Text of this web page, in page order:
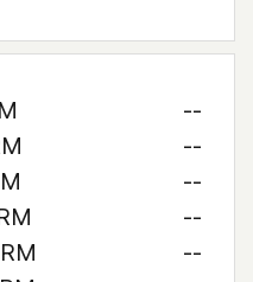
--
--
--
--
--